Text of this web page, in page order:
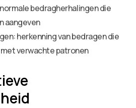
bedragherhalingen die
aangeven
herkenning van bedragen die
verwachte patronen